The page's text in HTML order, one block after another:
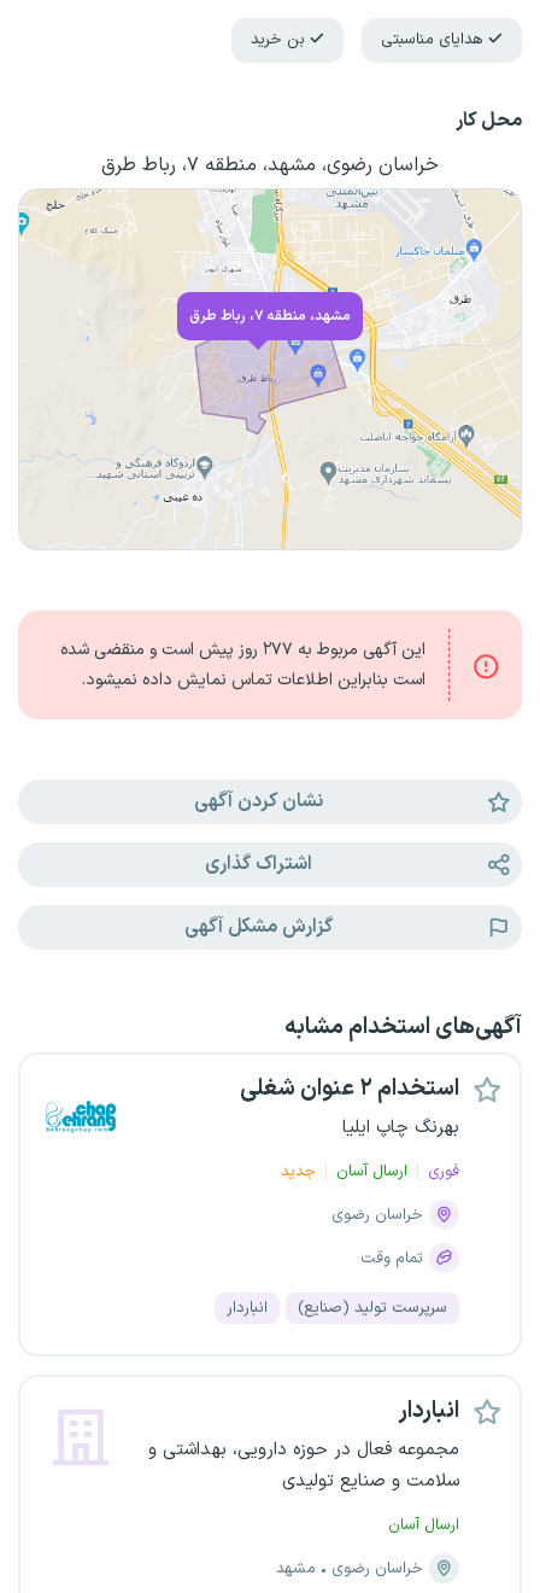
هدایای مناسبتی بن خرید
محل کار
خراسان رضوی، مشهد، منطقه ۷، رباط طرق
مشهد، منطقه ۷، رباط طرق
این آگهی مربوط به ۲۷۷ روز
پیش است و منقضی شده
است بنابراین اطلاعات تماس نمایش داده نمیشود.
نشان کردن آگهی
اشتراک گذاری
گزارش مشکل آگهی
آگهی‌های استخدام مشابه
استخدام ۲ عنوان شغلی
بهرنگ چاپ ایلیا
فوری ارسال آسان
جدید
خراسان رضوی
تمام وقت
سرپرست تولید (صنایع) انباردار
انباردار
مجموعه فعال در حوزه دارویی، بهداشتی و
سلامت و صنایع تولیدی
ارسال آسان
خراسان رضوی
مشهد